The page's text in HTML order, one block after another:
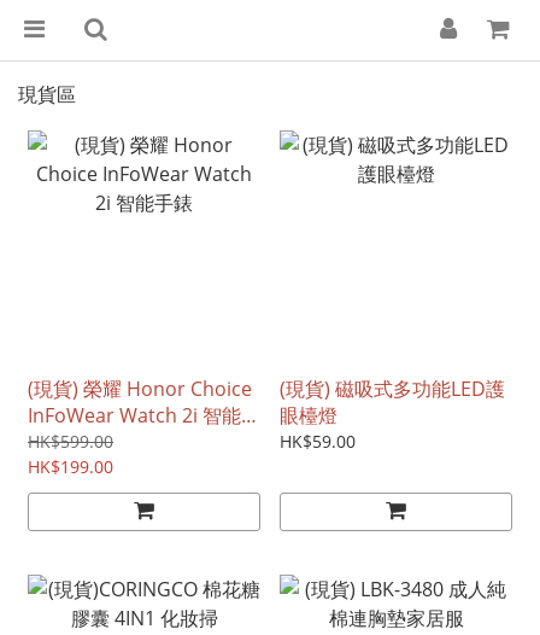
現貨區
(現貨) 榮耀 Honor Choice
InFoWear Watch 2i 智能手
錶
HK$599.00
HK$199.00
(現貨) 磁吸式多功能LED護
眼檯燈
HK$59.00